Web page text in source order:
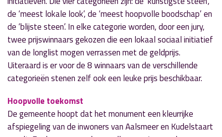
de ‘meest lokale look’, de ‘meest hoopvolle boodschap’ en
de ‘blijste steen’. In elke categorie worden, door een jury,
twee prijswinnaars gekozen die een lokaal sociaal initiatief
van de longlist mogen verrassen met de geldprijs.
Uiteraard is er voor de 8 winnaars van de verschillende
categorieën stenen zelf ook een leuke prijs beschikbaar.
Hoopvolle toekomst
De gemeente hoopt dat het monument een kleurrijke
afspiegeling van de inwoners van Aalsmeer en Kudelstaart